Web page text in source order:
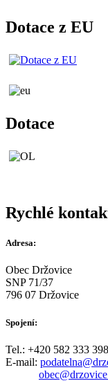
Dotace z EU
Dotace
Rychlé
Adresa:
Obec Držovice
SNP 71/37
796 07 Držovice
Spojení:
Tel.: +420 582 333 398
E-mail: